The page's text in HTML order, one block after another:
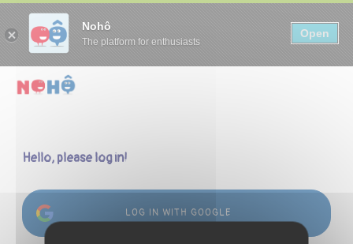
Nohô
The platform for enthusiasts
Open
Hello, please log in!
LOG IN WITH GOOGLE
Panneau de gestion des cookies